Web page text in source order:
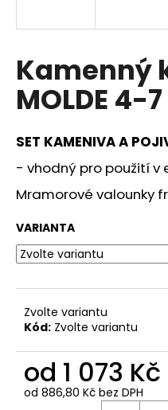
Kamenný
MOLDE 4-
SET KAMENIVA A
- vhodný pro použití v
Mramorové valounky
VARIANTA
Zvolte variantu
Kód: Zvolte variantu
od 1 073 Kč
od 886,80 Kč bez DPH
í
t
?
D
p
o
č
u